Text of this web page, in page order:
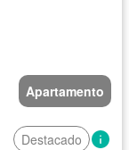
Apartamento
Destacado